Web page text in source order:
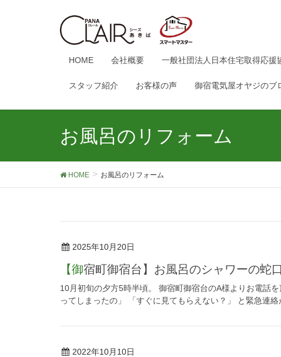
HOME 会社概要 一般社団法人日本住宅取得応援
スタッフ紹介 お客様の声 御宿電気屋オヤジのブ
お風呂のリフォーム
HOME お風呂のリフォーム
2025年10月20日
【御宿町御宿台】お風呂のシャワーの
10月初旬の夕方5時半頃。 御宿町御宿台のA様よりお電話
ってしまったの」 「すぐに見てもらえない？」 と緊急連
2022年10月10日